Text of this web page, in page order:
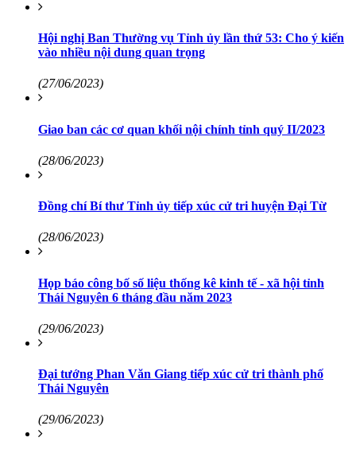
Hội nghị Ban Thường vụ Tỉnh ủy lần thứ 53: Cho ý kiến
vào nhiều nội dung quan trọng
(27/06/2023)
Giao ban các cơ quan khối nội chính tỉnh quý II/2023
(28/06/2023)
Đồng chí Bí thư Tỉnh ủy tiếp xúc cử tri huyện Đại Từ
(28/06/2023)
Họp báo công bố số liệu thống kê kinh tế - xã hội tỉnh
Thái Nguyên 6 tháng đầu năm 2023
(29/06/2023)
Đại tướng Phan Văn Giang tiếp xúc cử tri thành phố
Thái Nguyên
(29/06/2023)